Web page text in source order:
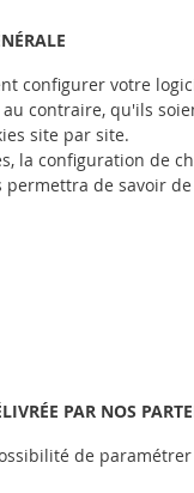
configurer votre
contraire, qu'ils
site par site.
la configuration de
de savoir
PAR NOS
de